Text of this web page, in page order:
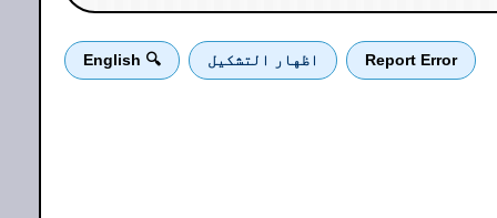
Report Error اظهار التشكيل 🔍 English